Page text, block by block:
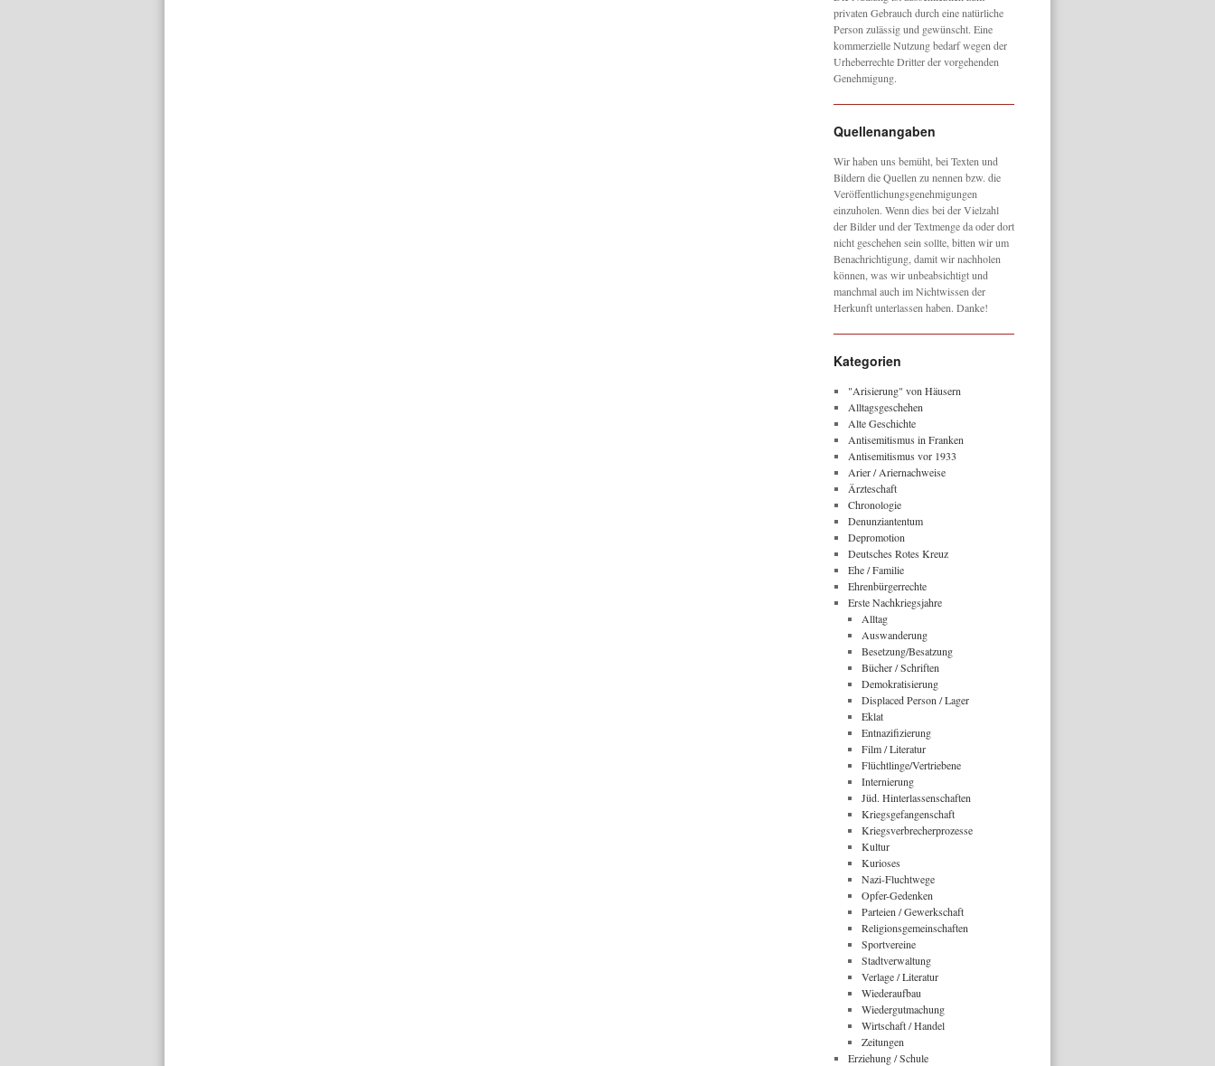
privaten Gebrauch durch eine natürliche
Person zulässig und gewünscht. Eine
kommerzielle Nutzung bedarf wegen der
Urheberrechte Dritter der vorgehenden
Genehmigung.
Quellenangaben
Wir haben uns bemüht, bei Texten und
Bildern die Quellen zu nennen bzw. die
Veröffentlichungsgenehmigungen
einzuholen. Wenn dies bei der Vielzahl
der Bilder und der Textmenge da oder dort
nicht geschehen sein sollte, bitten wir um
Benachrichtigung, damit wir nachholen
können, was wir unbeabsichtigt und
manchmal auch im Nichtwissen der
Herkunft unterlassen haben. Danke!
Kategorien
"Arisierung" von Häusern
Alltagsgeschehen
Alte Geschichte
Antisemitismus in Franken
Antisemitismus vor 1933
Arier / Ariernachweise
Ärzteschaft
Chronologie
Denunziantentum
Depromotion
Deutsches Rotes Kreuz
Ehe / Familie
Ehrenbürgerrechte
Erste Nachkriegsjahre
Alltag
Auswanderung
Besetzung/Besatzung
Bücher / Schriften
Demokratisierung
Displaced Person / Lager
Eklat
Entnazifizierung
Film / Literatur
Flüchtlinge/Vertriebene
Internierung
Jüd. Hinterlassenschaften
Kriegsgefangenschaft
Kriegsverbrecherprozesse
Kultur
Kurioses
Nazi-Fluchtwege
Opfer-Gedenken
Parteien / Gewerkschaft
Religionsgemeinschaften
Sportvereine
Stadtverwaltung
Verlage / Literatur
Wiederaufbau
Wiedergutmachung
Wirtschaft / Handel
Zeitungen
Erziehung / Schule